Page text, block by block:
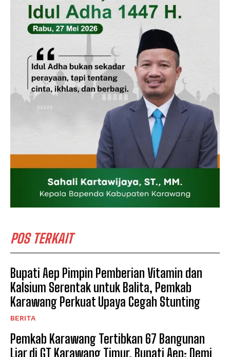
POS TERKAIT
Bupati Aep Pimpin Pemberian Vitamin dan
Kalsium Serentak untuk Balita, Pemkab
Karawang Perkuat Upaya Cegah Stunting
BERITA
Pemkab Karawang Tertibkan 67 Bangunan
Liar di GT Karawang Timur, Bupati Aep: Demi